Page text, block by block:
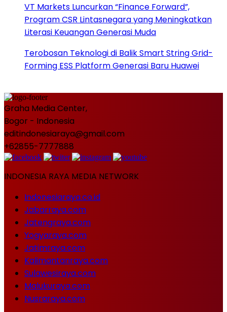
VT Markets Luncurkan “Finance Forward”,
Program CSR Lintasnegara yang Meningkatkan
Literasi Keuangan Generasi Muda
Terobosan Teknologi di Balik Smart String Grid-
Forming ESS Platform Generasi Baru Huawei
Graha Media Center,
Bogor - Indonesia
editindonesiaraya@gmail.com
+62855-7777888
INDONESIA RAYA MEDIA NETWORK
Indonesiaraya.co.id
Jabarraya.com
Jatengraya.com
Yogyaraya.com
Jatimraya.com
Kalimantanraya.com
Sulawesiraya.com
Malukuraya.com
Nusraraya.com